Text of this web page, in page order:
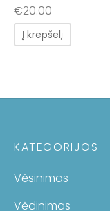
€20.00
Į krepšelį
KATEGORIJOS
Vėsinimas
Vėdinimas